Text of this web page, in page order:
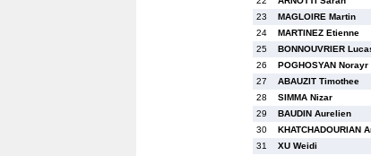
23
MAGLOIRE Martin
24
MARTINEZ Etienne
25
BONNOUVRIER
26
POGHOSYAN Norayr
27
ABAUZIT Timothee
28
SIMMA Nizar
29
BAUDIN Aurelien
30
KHATCHADOURIAN
31
XU Weidi